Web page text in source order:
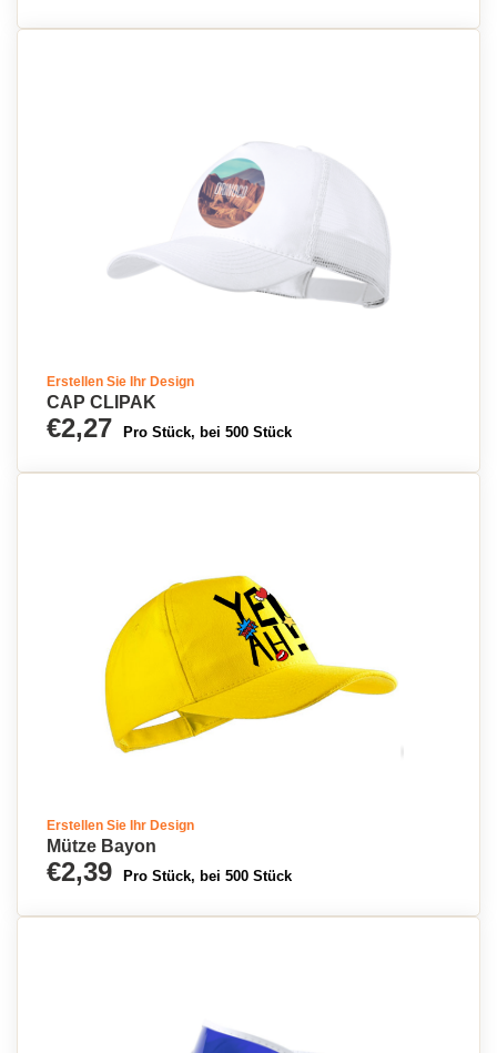
Erstellen Sie Ihr Design
CAP CLIPAK
€2,27 Pro Stück, bei 500 Stück
Erstellen Sie Ihr Design
Mütze Bayon
€2,39 Pro Stück, bei 500 Stück